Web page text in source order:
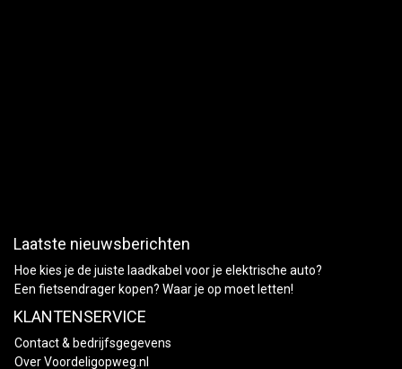
Laatste nieuwsberichten
Hoe kies je de juiste laadkabel voor je elektrische auto?
Een fietsendrager kopen? Waar je op moet letten!
KLANTENSERVICE
Contact & bedrijfsgegevens
Over Voordeligopweg.nl